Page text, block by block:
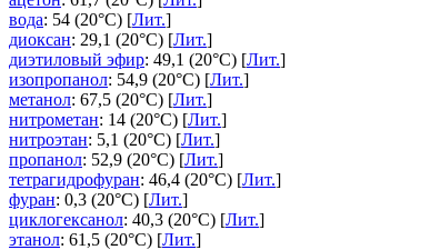
вода: 54 (20°C) [Лит.]
диоксан: 29,1 (20°C) [Лит.]
диэтиловый эфир: 49,1 (20°C) [Лит.]
изопропанол: 54,9 (20°C) [Лит.]
метанол: 67,5 (20°C) [Лит.]
нитрометан: 14 (20°C) [Лит.]
нитроэтан: 5,1 (20°C) [Лит.]
пропанол: 52,9 (20°C) [Лит.]
тетрагидрофуран: 46,4 (20°C) [Лит.]
фуран: 0,3 (20°C) [Лит.]
циклогексанол: 40,3 (20°C) [Лит.]
этанол: 61,5 (20°C) [Лит.]